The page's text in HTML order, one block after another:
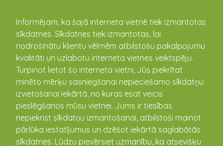
Informējam, ka šajā interneta vietnē tiek izmantotas
sīkdatnes. Sīkdatnes tiek izmantotas, lai
nodrošinātu klientu vēlmēm atbilstošu pakalpojumu
kvalitāti un uzlabotu interneta vietnes veiktspēju.
Turpinot lietot šo interneta vietni, Jūs piekrītat
minēto mērķu sasniegšanai nepieciešamo sīkdatņu
izvietošanai iekārtā, no kuras esat veicis
pieslēgšanos mūsu vietnei. Jums ir tiesības
nepiekrist sīkdatņu izmantošanai, atbilstoši mainot
pārlūka iestatījumus un dzēšot iekārtā saglabātās
sīkdatnes. Lūdzu pievērsiet uzmanību, ka atsevišķu
kandava.lv
Aktualitātes